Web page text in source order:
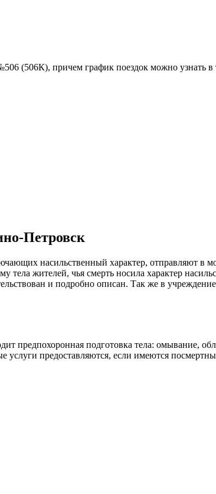
(506К), причем график поездок можно узнать в
Петровск
насильственный характер, отправляют в
жителей, чья смерть носила характер
и подробно описан. Так же в
предпохоронная подготовка тела: омывание,
предоставляются, если имеются